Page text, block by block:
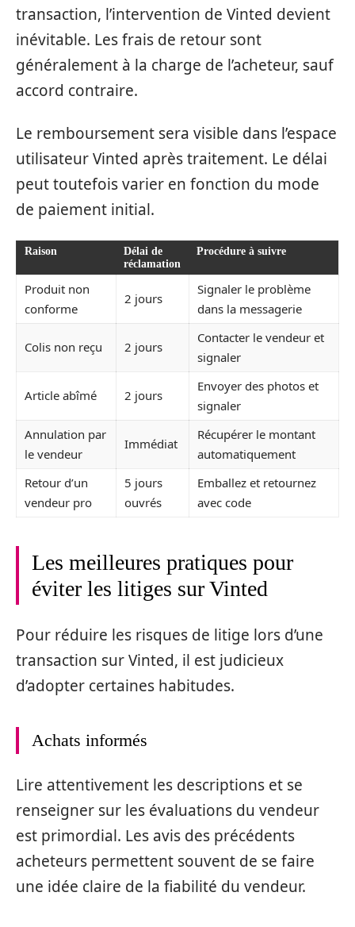
transaction, l’intervention de Vinted devient
inévitable. Les frais de retour sont
généralement à la charge de l’acheteur, sauf
accord contraire.
Le remboursement sera visible dans l’espace
utilisateur Vinted après traitement. Le délai
peut toutefois varier en fonction du mode
de paiement initial.
Raison
Délai de
réclamation
Procédure à suivre
Produit non
conforme
2 jours
Signaler le problème
dans la messagerie
Colis non reçu 2 jours
Contacter le vendeur et
signaler
Article abîmé 2 jours
Envoyer des photos et
signaler
Annulation par
le vendeur
Immédiat
Récupérer le montant
automatiquement
Retour d’un
vendeur pro
5 jours
ouvrés
Emballez et retournez
avec code
Les meilleures pratiques pour
éviter les litiges sur Vinted
Pour réduire les risques de litige lors d’une
transaction sur Vinted, il est judicieux
d’adopter certaines habitudes.
Achats informés
Lire attentivement les descriptions et se
renseigner sur les évaluations du vendeur
est primordial. Les avis des précédents
acheteurs permettent souvent de se faire
une idée claire de la fiabilité du vendeur.